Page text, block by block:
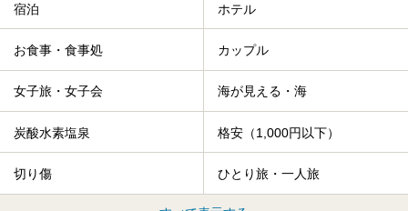
宿泊 ホテル
お食事・食事処 カップル
女子旅・女子会 海が見える・海
炭酸水素塩泉 格安（1,000円以下）
切り傷 ひとり旅・一人旅